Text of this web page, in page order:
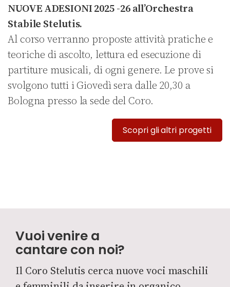
NUOVE ADESIONI 2025 -26 all’Orchestra
Stabile Stelutis.
Al corso verranno proposte attività pratiche e
teoriche di ascolto, lettura ed esecuzione di
partiture musicali, di ogni genere. Le prove si
svolgono tutti i Giovedì sera dalle 20,30 a
Bologna presso la sede del Coro.
Scopri gli altri progetti
Vuoi venire a
cantare con noi?
Il Coro Stelutis cerca nuove voci maschili